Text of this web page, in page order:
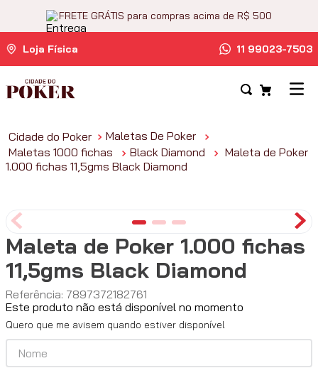
FRETE GRÁTIS para compras acima de R$ 500
Loja Física 11 99023-7503
Maletas De Poker
Maletas 1000 fichas
Black Diamond
Maleta de Poker
1.000 fichas 11,5gms Black Diamond
Maleta de Poker 1.000 fichas
11,5gms Black Diamond
Referência: 7897372182761
Este produto não está disponível no momento
Quero que me avisem quando estiver disponível